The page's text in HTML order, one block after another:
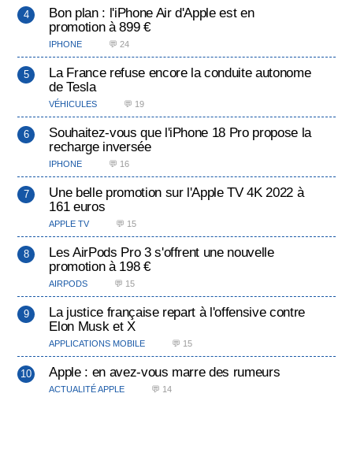
Bon plan : l'iPhone Air d'Apple est en
promotion à 899 €
IPHONE 💬 24
La France refuse encore la conduite autonome
de Tesla
VÉHICULES 💬 19
Souhaitez-vous que l'iPhone 18 Pro propose la
recharge inversée
IPHONE 💬 16
Une belle promotion sur l'Apple TV 4K 2022 à
161 euros
APPLE TV 💬 15
Les AirPods Pro 3 s'offrent une nouvelle
promotion à 198 €
AIRPODS 💬 15
La justice française repart à l'offensive contre
Elon Musk et X
APPLICATIONS MOBILE 💬 15
Apple : en avez-vous marre des rumeurs
ACTUALITÉ APPLE 💬 14